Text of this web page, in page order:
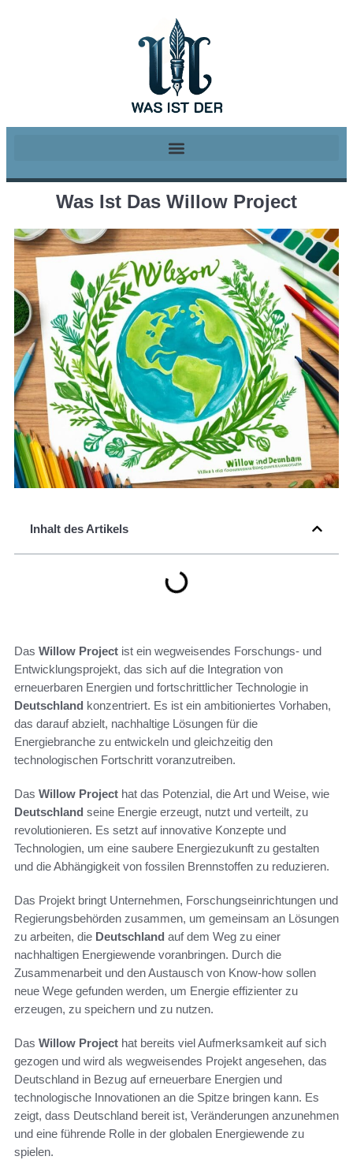
Was Ist Das Willow Project
Inhalt des Artikels
Das Willow Project ist ein wegweisendes Forschungs- und
Entwicklungsprojekt, das sich auf die Integration von
erneuerbaren Energien und fortschrittlicher Technologie in
Deutschland konzentriert. Es ist ein ambitioniertes Vorhaben,
das darauf abzielt, nachhaltige Lösungen für die
Energiebranche zu entwickeln und gleichzeitig den
technologischen Fortschritt voranzutreiben.
Das Willow Project hat das Potenzial, die Art und Weise, wie
Deutschland seine Energie erzeugt, nutzt und verteilt, zu
revolutionieren. Es setzt auf innovative Konzepte und
Technologien, um eine saubere Energiezukunft zu gestalten
und die Abhängigkeit von fossilen Brennstoffen zu reduzieren.
Das Projekt bringt Unternehmen, Forschungseinrichtungen und
Regierungsbehörden zusammen, um gemeinsam an Lösungen
zu arbeiten, die Deutschland auf dem Weg zu einer
nachhaltigen Energiewende voranbringen. Durch die
Zusammenarbeit und den Austausch von Know-how sollen
neue Wege gefunden werden, um Energie effizienter zu
erzeugen, zu speichern und zu nutzen.
Das Willow Project hat bereits viel Aufmerksamkeit auf sich
gezogen und wird als wegweisendes Projekt angesehen, das
Deutschland in Bezug auf erneuerbare Energien und
technologische Innovationen an die Spitze bringen kann. Es
zeigt, dass Deutschland bereit ist, Veränderungen anzunehmen
und eine führende Rolle in der globalen Energiewende zu
spielen.